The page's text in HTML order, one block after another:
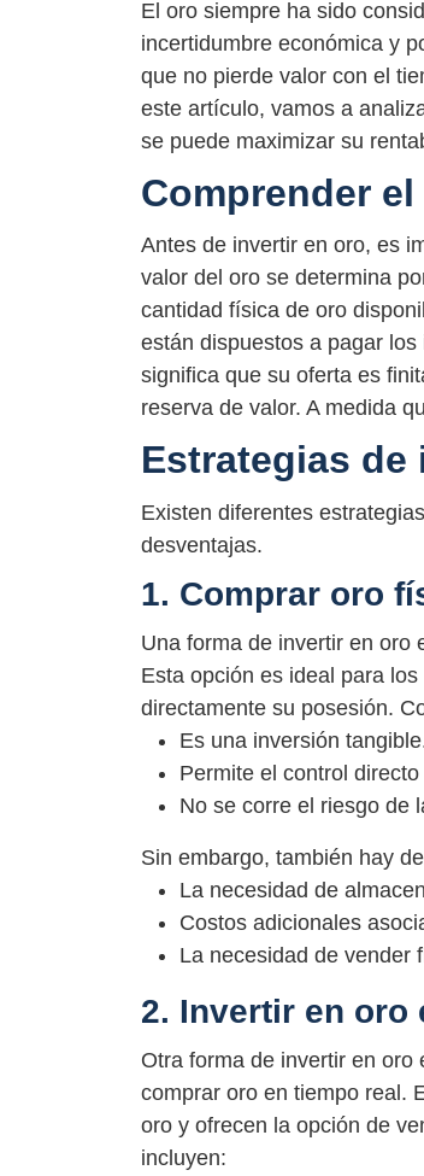
El oro siempre ha sido
incertidumbre económica y
que no pierde valor con el
este artículo, vamos a
se puede maximizar su
Comprender
Antes de invertir en oro, es
valor del oro se determina
cantidad física de oro
están dispuestos a pagar
significa que su oferta es
reserva de valor. A medida
Estrategias
Existen diferentes
desventajas.
1. Comprar oro
Una forma de invertir en oro
Esta opción es ideal para
directamente su posesión.
Es una inversión
Permite el control
No se corre el riesgo de
Sin embargo, también hay
La necesidad de
Costos adicionales
La necesidad de vender
2. Invertir en oro
Otra forma de invertir en
comprar oro en tiempo real.
oro y ofrecen la opción de
incluyen: